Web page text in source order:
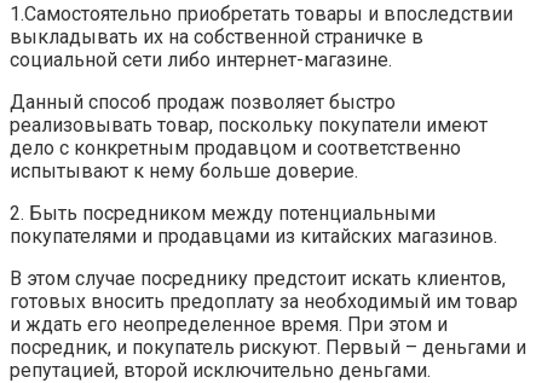
1.Самостоятельно приобретать товары и впоследствии
выкладывать их на собственной страничке в
социальной сети либо интернет-магазине.
Данный способ продаж позволяет быстро
реализовывать товар, поскольку покупатели имеют
дело с конкретным продавцом и соответственно
испытывают к нему больше доверие.
2. Быть посредником между потенциальными
покупателями и продавцами из китайских магазинов.
В этом случае посреднику предстоит искать клиентов,
готовых вносить предоплату за необходимый им товар
и ждать его неопределенное время. При этом и
посредник, и покупатель рискуют. Первый – деньгами и
репутацией, второй исключительно деньгами.